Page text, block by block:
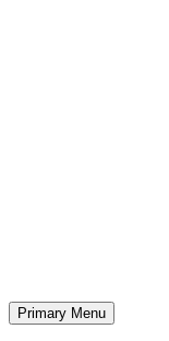
ГК «SABONE»
Оптовые поставки
Primary Menu